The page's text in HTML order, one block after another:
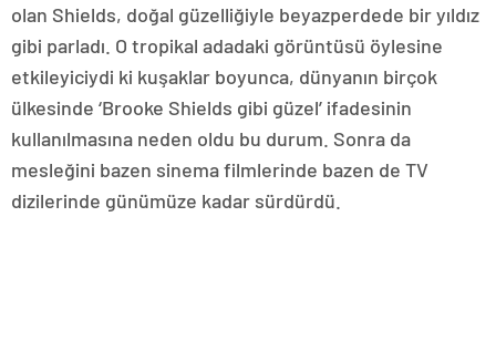
olan Shields, doğal güzelliğiyle beyazperdede bir yıldız
gibi parladı. O tropikal adadaki görüntüsü öylesine
etkileyiciydi ki kuşaklar boyunca, dünyanın birçok
ülkesinde ‘Brooke Shields gibi güzel’ ifadesinin
kullanılmasına neden oldu bu durum. Sonra da
mesleğini bazen sinema filmlerinde bazen de TV
dizilerinde günümüze kadar sürdürdü.